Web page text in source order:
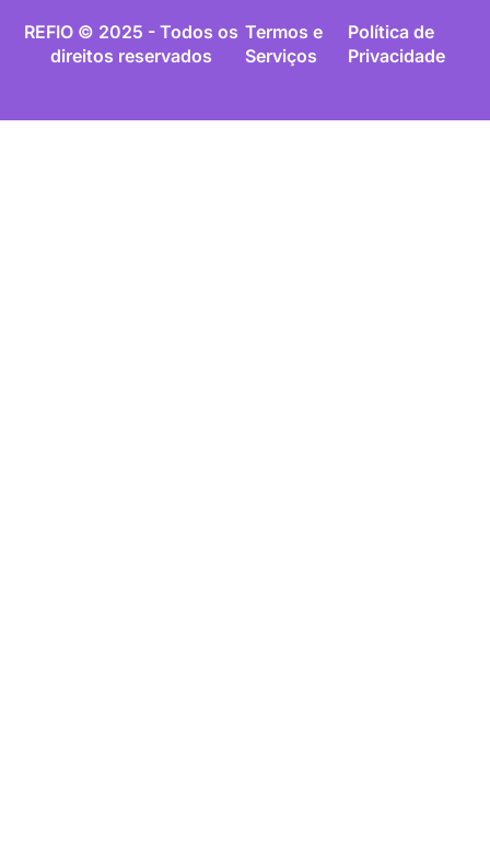
REFIO © 2025 - Todos os
direitos reservados
Termos e
Serviços
Política de
Privacidade